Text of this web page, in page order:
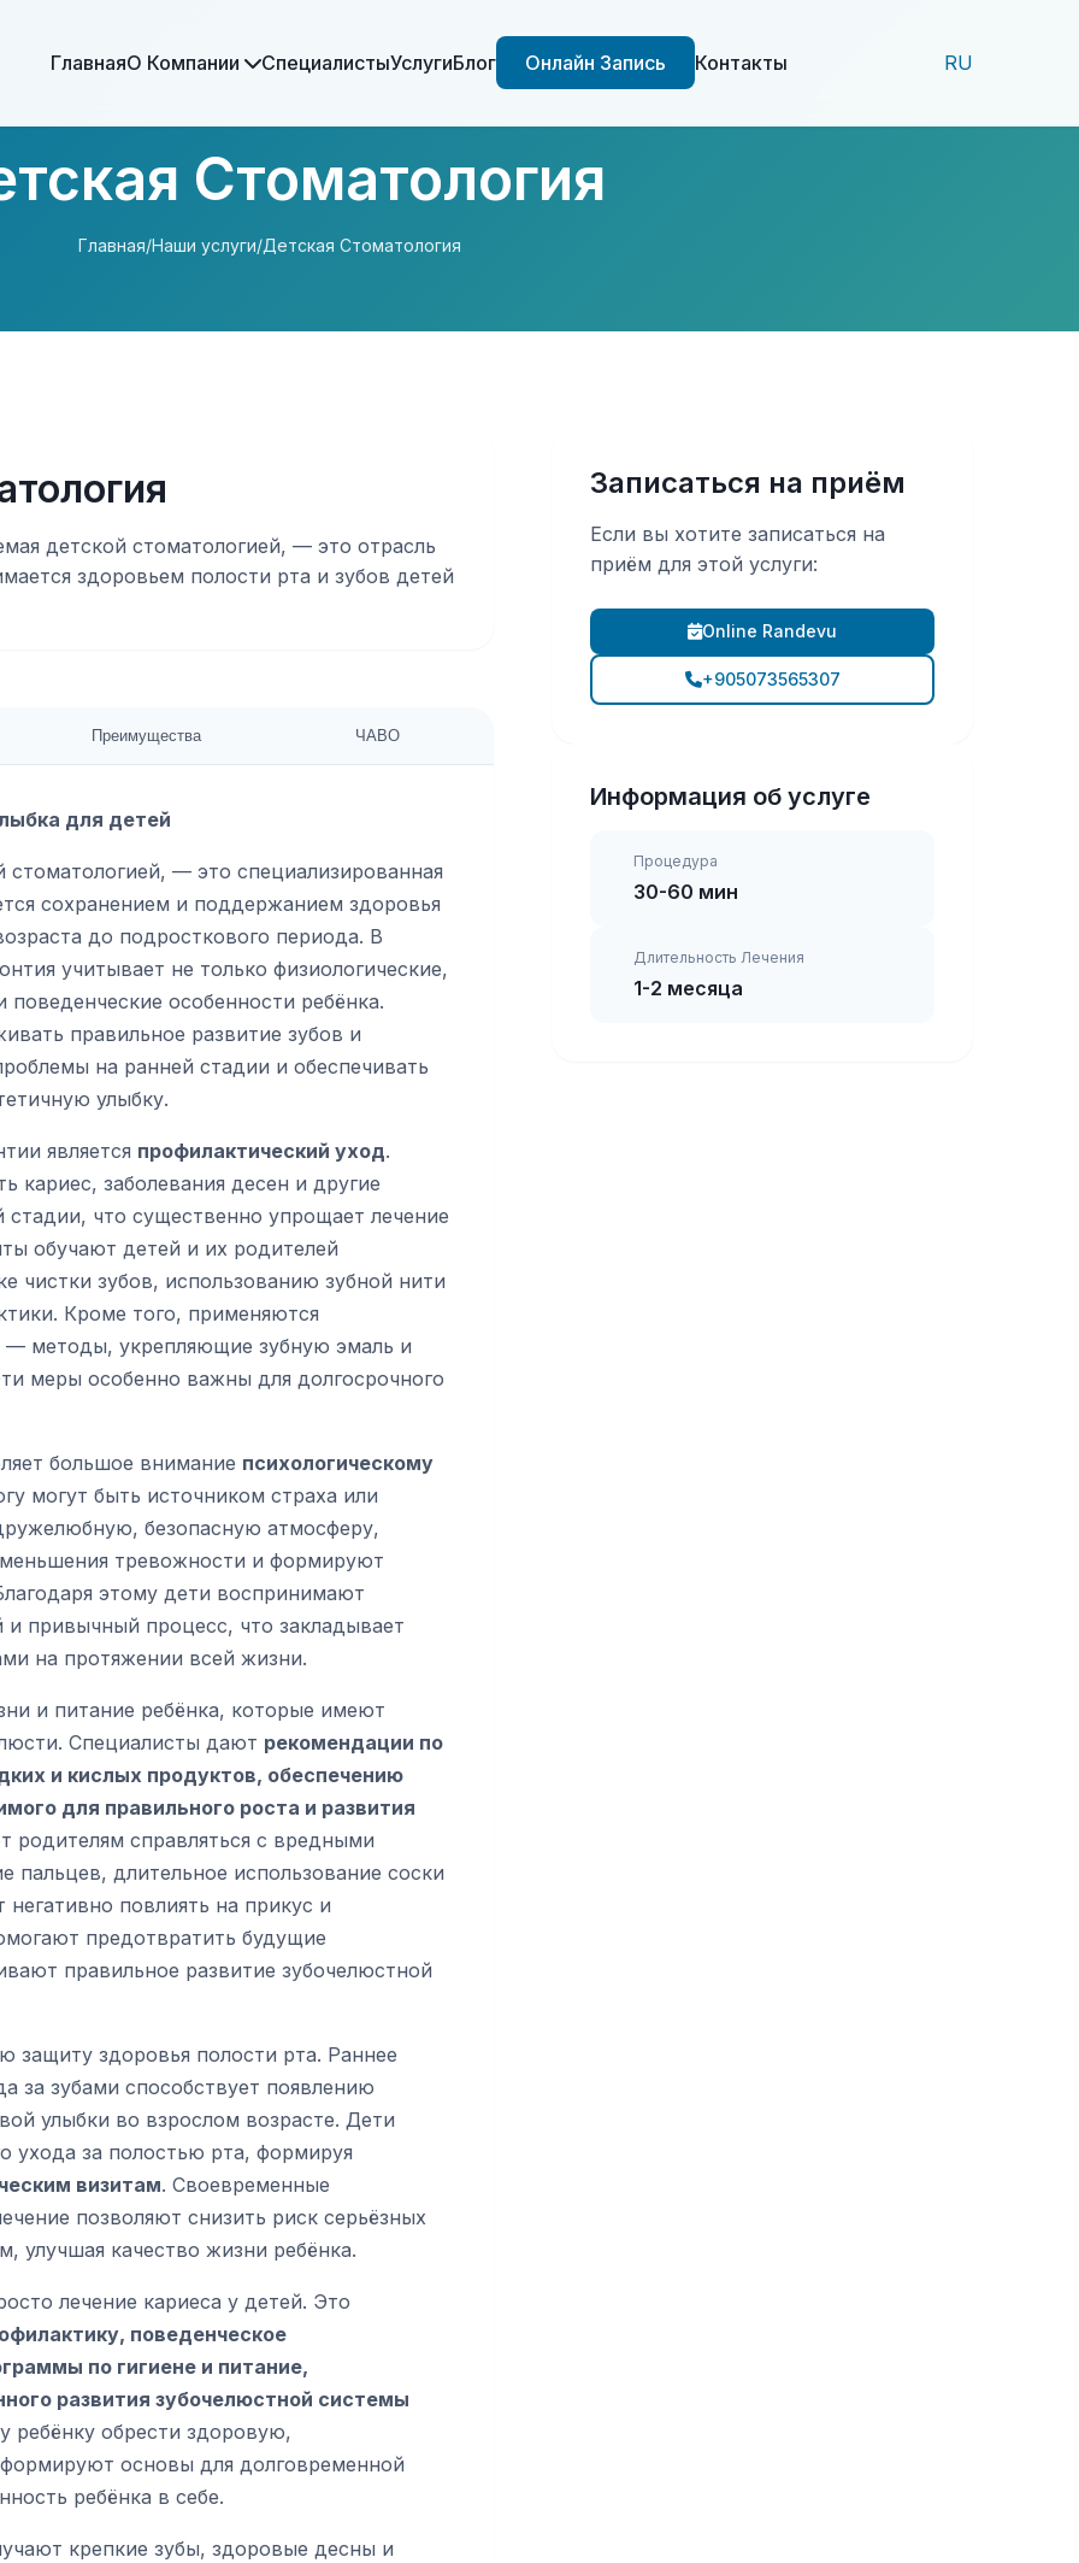
ГлавнаяО Компании СпециалистыУслугиБлог Онлайн Запись Контакты RU
Стоматология
Главная/Наши услуги/Детская Стоматология
детской стоматологией, — это отрасль
здоровьем полости рта и зубов детей
Преимущества ЧАВО
для детей
— это специализированная
сохранением и поддержанием здоровья
до подросткового периода. В
учитывает не только физиологические,
особенности ребёнка.
правильное развитие зубов и
на ранней стадии и обеспечивать
улыбку.
является профилактический уход.
кариес, заболевания десен и другие
что существенно упрощает лечение
обучают детей и их родителей
чистки зубов, использованию зубной нити
Кроме того, применяются
— методы, укрепляющие зубную эмаль и
меры особенно важны для долгосрочного
большое внимание психологическому
могут быть источником страха или
безопасную атмосферу,
тревожности и формируют
этому дети воспринимают
привычный процесс, что закладывает
на протяжении всей жизни.
и питание ребёнка, которые имеют
Специалисты дают рекомендации по
и кислых продуктов, обеспечению
для правильного роста и развития
справляться с вредными
пальцев, длительное использование соски
повлиять на прикус и
предотвратить будущие
правильное развитие зубочелюстной
защиту здоровья полости рта. Раннее
за зубами способствует появлению
улыбки во взрослом возрасте. Дети
ухода за полостью рта, формируя
визитам. Своевременные
позволяют снизить риск серьёзных
улучшая качество жизни ребёнка.
лечение кариеса у детей. Это
поведенческое
по гигиене и питание,
развития зубочелюстной системы
обрести здоровую,
основы для долговременной
ребёнка в себе.
крепкие зубы, здоровые десны и
Записаться на приём
Если вы хотите записаться на
приём для этой услуги:
Online Randevu
+905073565307
Информация об услуге
Процедура
30-60 мин
Длительность Лечения
1-2 месяца